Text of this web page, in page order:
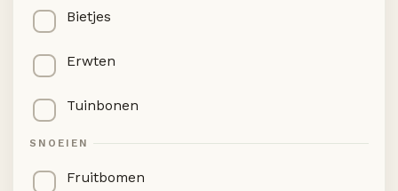
Bietjes
Erwten
Tuinbonen
SNOEIEN
Fruitbomen